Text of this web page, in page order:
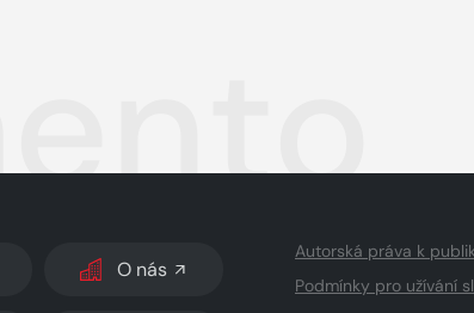
O nás
Autorská práva k
Podmínky pro užívání